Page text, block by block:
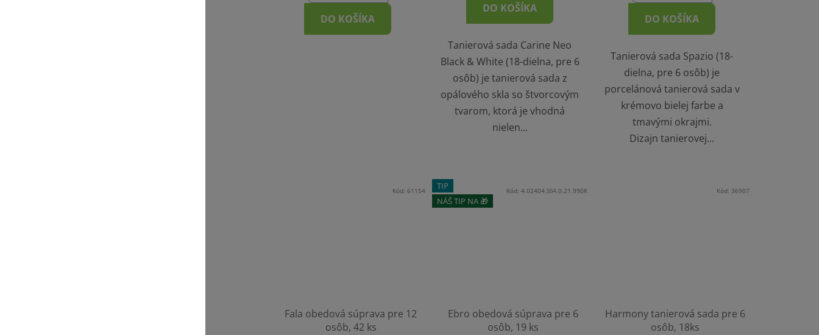
DO KOŠÍKA
DO KOŠÍKA
Tanierová sada Carine Neo
Black & White (18-dielna, pre 6
osôb) je tanierová sada z
opálového skla so štvorcovým
tvarom, ktorá je vhodná
nielen...
DO KOŠÍKA
Tanierová sada Spazio (18-
dielna, pre 6 osôb) je
porcelánová tanierová sada v
krémovo bielej farbe a
tmavými okrajmi.
Dizajn tanierovej...
Fala obedová súprava pre 12
osôb, 42 ks
Kód: 61154
TIP
NÁŠ TIP NA 🎁
Ebro obedová súprava pre 6
osôb, 19 ks
Kód: 4.02404.SS4.0.21.990K
Harmony tanierová sada pre 6
osôb, 18ks
Kód: 36907